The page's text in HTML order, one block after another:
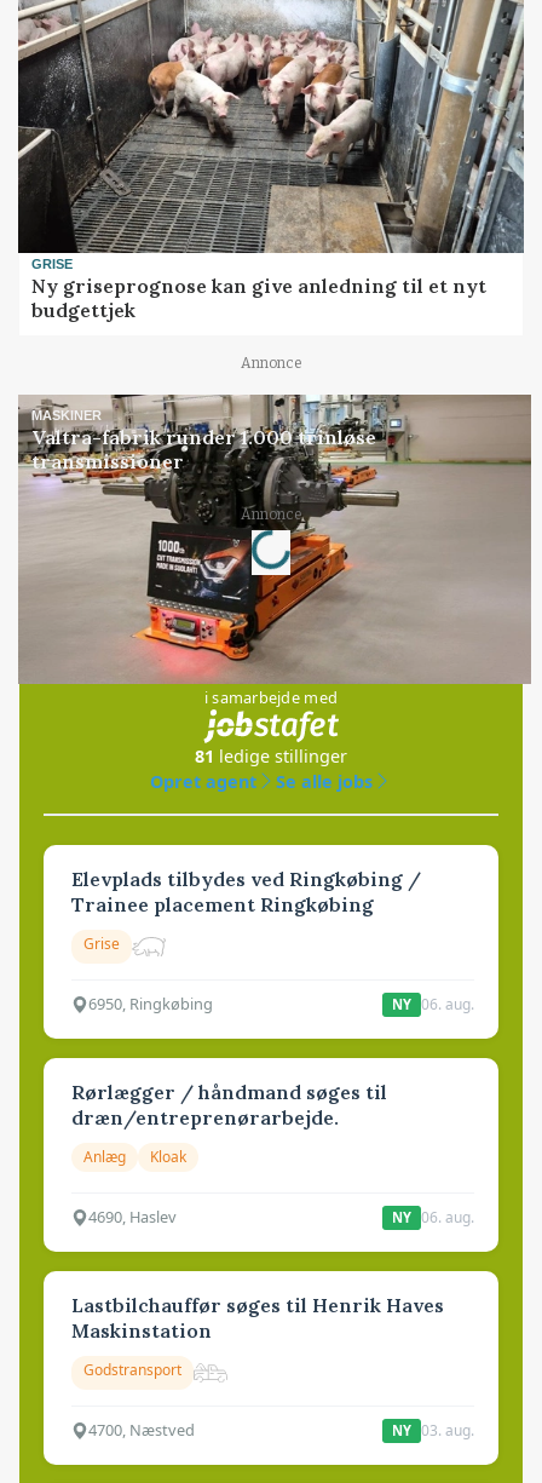
GRISE
Ny griseprognose kan give anledning til et nyt
budgettjek
Annonce
MASKINER
Valtra-fabrik runder 1.000 trinløse
transmissioner
Annonce
Loading...
Jobs
i samarbejde med
81 ledige stillinger
Opret agent
Se alle jobs
Elevplads tilbydes ved Ringkøbing /
Trainee placement Ringkøbing
Grise
6950, Ringkøbing NY 06. aug.
Rørlægger / håndmand søges til
dræn/entreprenørarbejde.
Anlæg Kloak
4690, Haslev NY 06. aug.
Lastbilchauffør søges til Henrik Haves
Maskinstation
Godstransport
4700, Næstved NY 03. aug.